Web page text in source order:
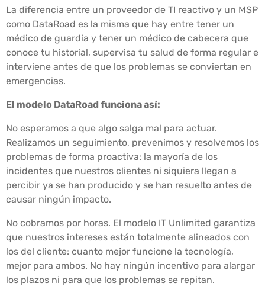
La diferencia entre un proveedor de TI reactivo y un MSP
como DataRoad es la misma que hay entre tener un
médico de guardia y tener un médico de cabecera que
conoce tu historial, supervisa tu salud de forma regular e
interviene antes de que los problemas se conviertan en
emergencias.
El modelo DataRoad funciona así:
No esperamos a que algo salga mal para actuar.
Realizamos un seguimiento, prevenimos y resolvemos los
problemas de forma proactiva: la mayoría de los
incidentes que nuestros clientes ni siquiera llegan a
percibir ya se han producido y se han resuelto antes de
causar ningún impacto.
No cobramos por horas. El modelo IT Unlimited garantiza
que nuestros intereses están totalmente alineados con
los del cliente: cuanto mejor funcione la tecnología,
mejor para ambos. No hay ningún incentivo para alargar
los plazos ni para que los problemas se repitan.